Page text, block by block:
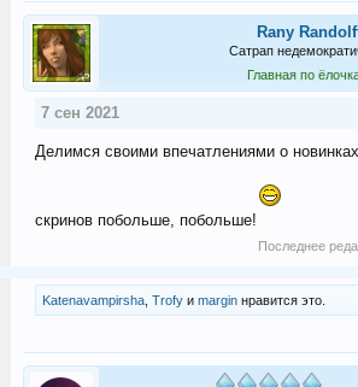
Rany
Сатрап
Главная по
7 сен 2021
Делимся своими впечатлениями о
скринов побольше, побольше!
Последнее
Katenavampirsha, Trofyи marginнравится это.